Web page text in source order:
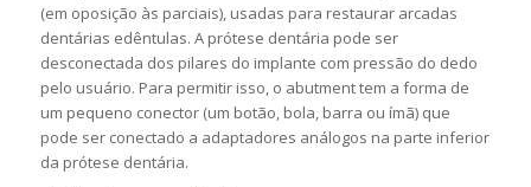
(em oposição às parciais), usadas para restaurar arcadas
dentárias edêntulas. A prótese dentária pode ser
desconectada dos pilares do implante com pressão do dedo
pelo usuário. Para permitir isso, o abutment tem a forma de
um pequeno conector (um botão, bola, barra ou ímã) que
pode ser conectado a adaptadores análogos na parte inferior
da prótese dentária.